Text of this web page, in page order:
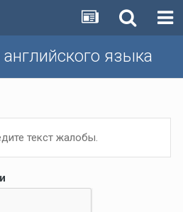
языка
текст жалобы.